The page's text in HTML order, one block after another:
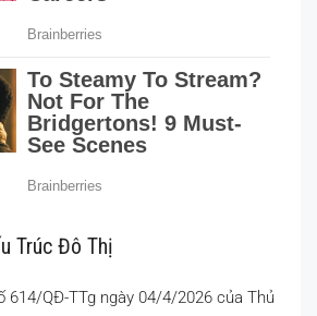
Trúc Đô Thị
614/QĐ-TTg ngày 04/4/2026 của Thủ